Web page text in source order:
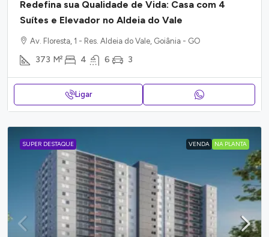
Redefina sua Qualidade de Vida: Casa com 4
Suítes e Elevador no Aldeia do Vale
Av. Floresta, 1 - Res. Aldeia do Vale, Goiânia - GO
373 M² 4 6 3
Ligar
SUPER DESTAQUE VENDA NA PLANTA